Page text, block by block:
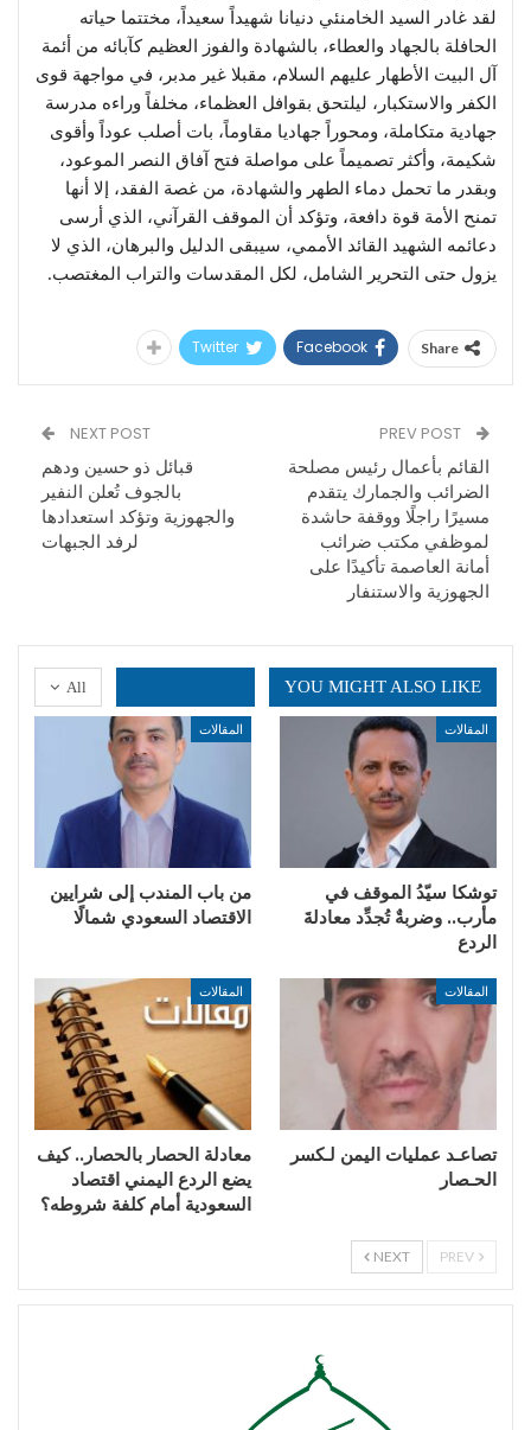
لقد غادر السيد الخامنئي دنيانا شهيداً سعيداً، مختتما حياته
الحافلة بالجهاد والعطاء، بالشهادة والفوز العظيم كآبائه من أئمة
آل البيت الأطهار عليهم السلام، مقبلا غير مدبر، في مواجهة قوى
الكفر والاستكبار، ليلتحق بقوافل العظماء، مخلفاً وراءه مدرسة
جهادية متكاملة، ومحوراً جهاديا مقاوماً، بات أصلب عوداً وأقوى
شكيمة، وأكثر تصميماً على مواصلة فتح آفاق النصر الموعود،
وبقدر ما تحمل دماء الطهر والشهادة، من غصة الفقد، إلا أنها
تمنح الأمة قوة دافعة، وتؤكد أن الموقف القرآني، الذي أرسى
دعائمه الشهيد القائد الأممي، سيبقى الدليل والبرهان، الذي لا
يزول حتى التحرير الشامل، لكل المقدسات والتراب المغتصب.
Share
Facebook
Twitter
القائم بأعمال رئيس مصلحة
الضرائب والجمارك يتقدم
مسيرًا راجلًا ووقفة حاشدة
لموظفي مكتب ضرائب
أمانة العاصمة تأكيدًا على
الجهوزية والاستنفار
NEXT POST
قبائل ذو حسين ودهم
بالجوف تُعلن النفير
والجهوزية وتؤكد استعدادها
لرفد الجبهات
All YOU MIGHT ALSO LIKE
المقالات
توشكا سيّدُ الموقف في
مأرب.. وضربةٌ تُجدِّد معادلةَ
الردع
المقالات
من باب المندب إلى شرايين
الاقتصاد السعودي شمالًا
المقالات
تصاعـد عمليات اليمن لـكسر
الحـصار
المقالات
معادلة الحصار بالحصار.. كيف
يضع الردع اليمني اقتصاد
السعودية أمام كلفة شروطه؟
NEXT